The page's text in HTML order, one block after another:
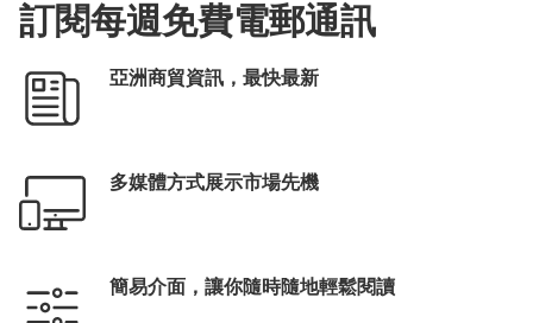
訂閱每週免費電郵通訊
亞洲商貿資訊，最快最新
多媒體方式展示市場先機
簡易介面，讓你隨時隨地輕鬆閱讀